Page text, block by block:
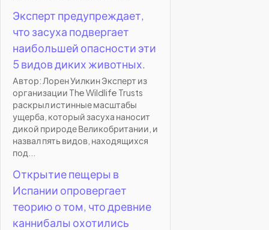
Эксперт предупреждает,
что засуха подвергает
наибольшей опасности эти
5 видов диких животных.
Автор: Лорен Уилкин Эксперт из
организации The Wildlife Trusts
раскрыл истинные масштабы
ущерба, который засуха наносит
дикой природе Великобритании, и
назвал пять видов, находящихся
под...
Открытие пещеры в
Испании опровергает
теорию о том, что древние
каннибалы охотились